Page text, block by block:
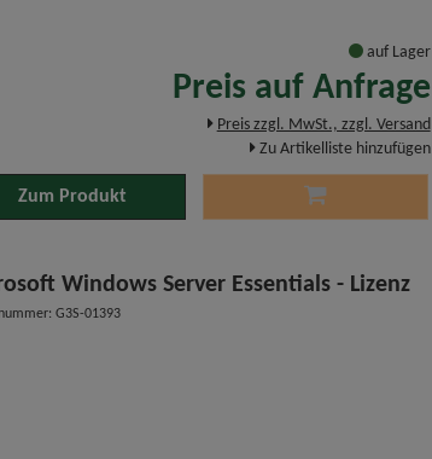
auf Lager
Preis auf Anfrage
Preis zzgl. MwSt., zzgl. Versand
Zu Artikelliste hinzufügen
Zum Produkt
Windows Server Essentials - Lizenz
G3S-01393